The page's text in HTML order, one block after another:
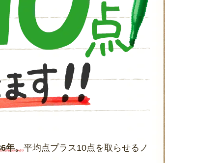
年。平均点プラス10点を取らせるノ